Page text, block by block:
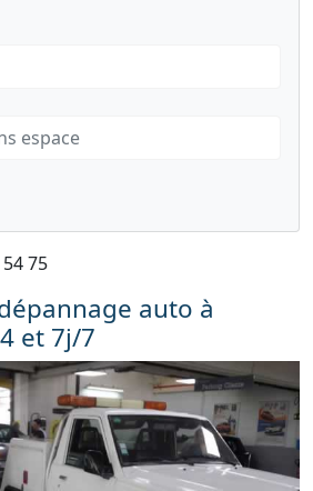
75
auto à
et 7j/7